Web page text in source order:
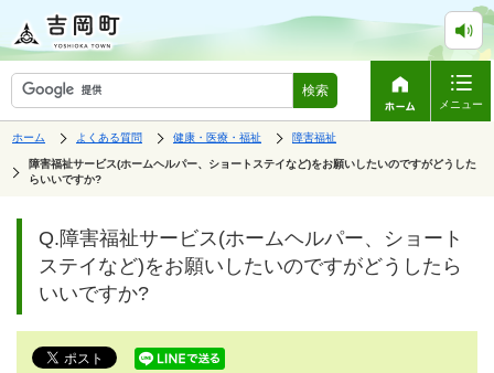
検索
メニュー
表
ペ
は、
ホーム
の
中
の
よくある質問
の
中
の
健康・医療・福祉
の
中
の
障害福祉
の
中
障害福祉サービス(ホームヘルパー、ショートステイなど)をお願いしたいのですがどうした
らいいですか?
す。
文
で
す。
Q.障害福祉サービス(ホームヘルパー、ショート
ステイなど)をお願いしたいのですがどうしたら
いいですか?